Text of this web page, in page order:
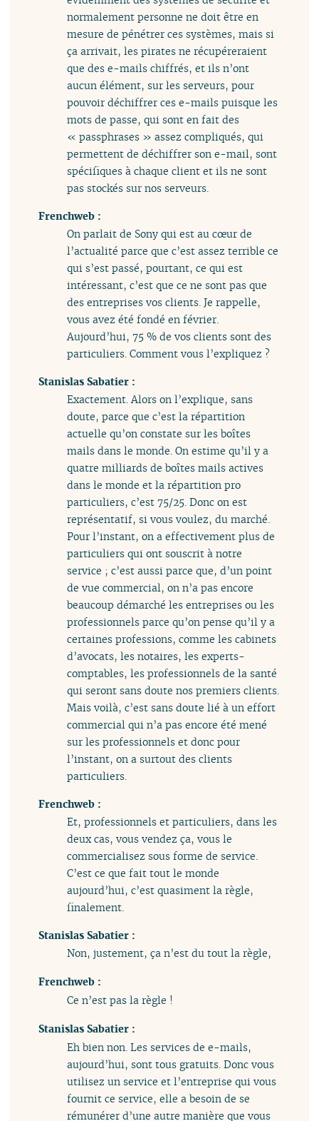
normalement personne ne doit être en
mesure de pénétrer ces systèmes, mais si
ça arrivait, les pirates ne récupéreraient
que des e-mails chiffrés, et ils n’ont
aucun élément, sur les serveurs, pour
pouvoir déchiffrer ces e-mails puisque les
mots de passe, qui sont en fait des
« passphrases » assez compliqués, qui
permettent de déchiffrer son e-mail, sont
spécifiques à chaque client et ils ne sont
pas stockés sur nos serveurs.
Frenchweb :
On parlait de Sony qui est au cœur de
l’actualité parce que c’est assez terrible ce
qui s’est passé, pourtant, ce qui est
intéressant, c’est que ce ne sont pas que
des entreprises vos clients. Je rappelle,
vous avez été fondé en février.
Aujourd’hui, 75 % de vos clients sont des
particuliers. Comment vous l’expliquez ?
Stanislas Sabatier :
Exactement. Alors on l’explique, sans
doute, parce que c’est la répartition
actuelle qu’on constate sur les boîtes
mails dans le monde. On estime qu’il y a
quatre milliards de boîtes mails actives
dans le monde et la répartition pro
particuliers, c’est 75/25. Donc on est
représentatif, si vous voulez, du marché.
Pour l’instant, on a effectivement plus de
particuliers qui ont souscrit à notre
service ; c’est aussi parce que, d’un point
de vue commercial, on n’a pas encore
beaucoup démarché les entreprises ou les
professionnels parce qu’on pense qu’il y a
certaines professions, comme les cabinets
d’avocats, les notaires, les experts-
comptables, les professionnels de la santé
qui seront sans doute nos premiers clients.
Mais voilà, c’est sans doute lié à un effort
commercial qui n’a pas encore été mené
sur les professionnels et donc pour
l’instant, on a surtout des clients
particuliers.
Frenchweb :
Et, professionnels et particuliers, dans les
deux cas, vous vendez ça, vous le
commercialisez sous forme de service.
C’est ce que fait tout le monde
aujourd’hui, c’est quasiment la règle,
finalement.
Stanislas Sabatier :
Non, justement, ça n’est du tout la règle,
Frenchweb :
Ce n’est pas la règle !
Stanislas Sabatier :
Eh bien non. Les services de e-mails,
aujourd’hui, sont tous gratuits. Donc vous
utilisez un service et l’entreprise qui vous
fournit ce service, elle a besoin de se
rémunérer d’une autre manière que vous